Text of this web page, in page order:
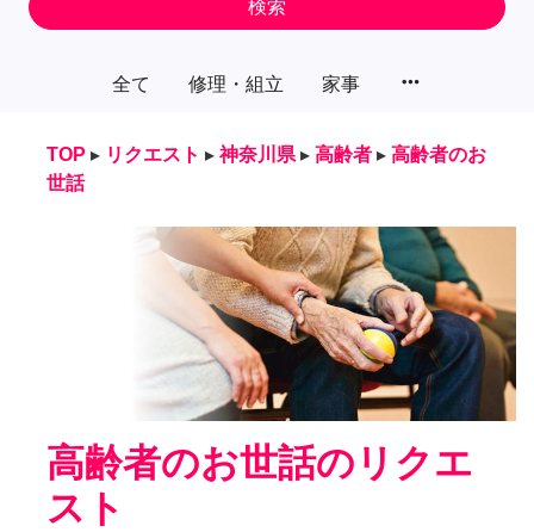
全て 修理・組立 家事 more_horiz
検索
TOP ▸ リクエスト ▸ 神奈川県 ▸ 高齢者 ▸ 高齢者のお
世話
高齢者のお世話のリクエ
スト